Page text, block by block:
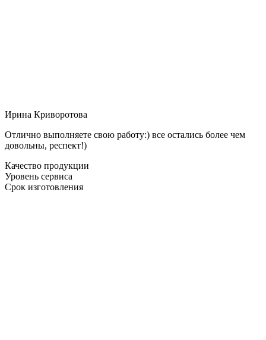
Ирина Криворотова
Отлично выполняете свою работу:) все остались более чем
довольны, респект!)
Качество продукции
Уровень сервиса
Срок изготовления